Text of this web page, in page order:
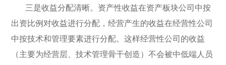
三是收益分配清晰。资产性收益在资产板块公司中按
出资比例对收益进行分配，经营产生的收益在经营性公司
中按技术和管理要素进行分配。这样经营性公司的收益
（主要为经营层、技术管理骨干创造）不会被中低端人员